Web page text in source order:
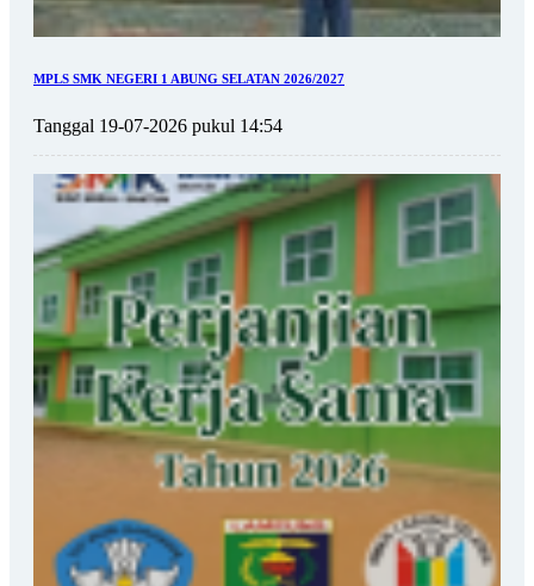
MPLS SMK NEGERI 1 ABUNG SELATAN 2026/2027
Tanggal 19-07-2026 pukul 14:54